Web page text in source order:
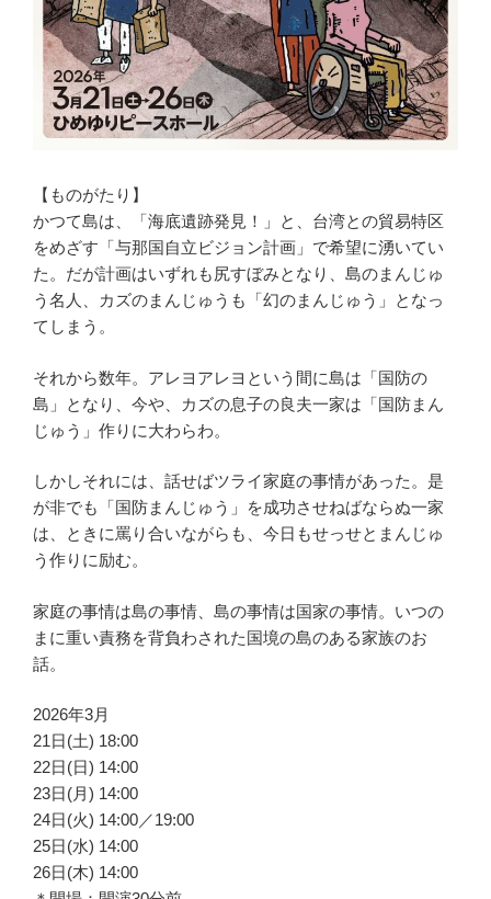
【ものがたり】
かつて島は、「海底遺跡発見！」と、台湾との貿易特区
をめざす「与那国自立ビジョン計画」で希望に湧いてい
た。だが計画はいずれも尻すぼみとなり、島のまんじゅ
う名人、カズのまんじゅうも「幻のまんじゅう」となっ
てしまう。
それから数年。アレヨアレヨという間に島は「国防の
島」となり、今や、カズの息子の良夫一家は「国防まん
じゅう」作りに大わらわ。
しかしそれには、話せばツライ家庭の事情があった。是
が非でも「国防まんじゅう」を成功させねばならぬ一家
は、ときに罵り合いながらも、今日もせっせとまんじゅ
う作りに励む。
家庭の事情は島の事情、島の事情は国家の事情。いつの
まに重い責務を背負わされた国境の島のある家族のお
話。
2026年3月
21日(土) 18:00
22日(日) 14:00
23日(月) 14:00
24日(火) 14:00／19:00
25日(水) 14:00
26日(木) 14:00